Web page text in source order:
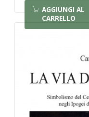
AGGIUNGI AL
CARRELLO